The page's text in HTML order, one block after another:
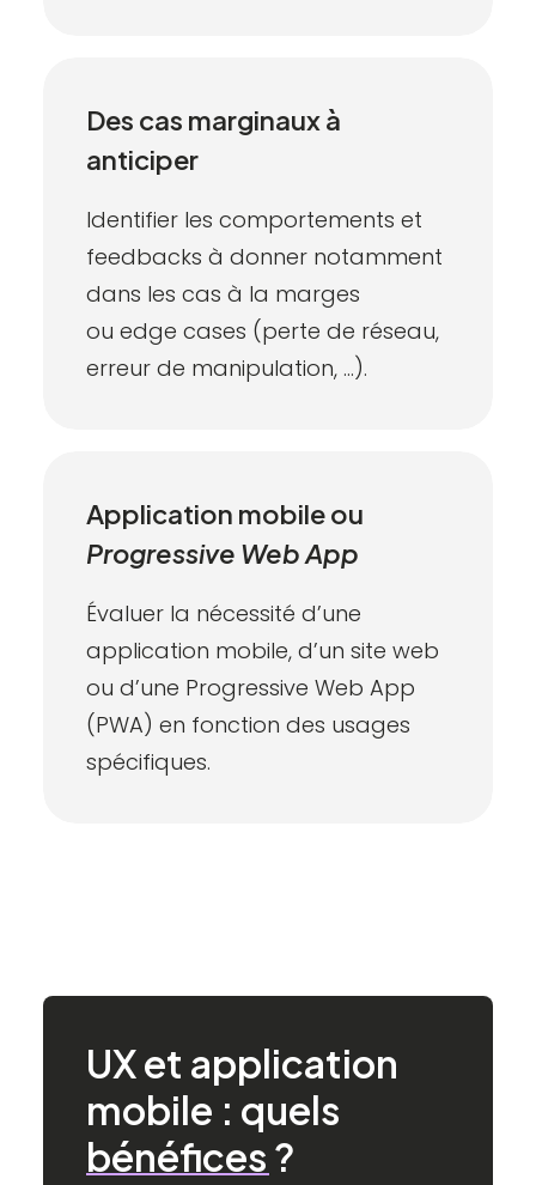
Des cas marginaux à
anticiper
Identifier les comportements et
feedbacks à donner notamment
dans les cas à la marges
ou edge cases (perte de réseau,
erreur de manipulation, …).
Application mobile ou
Progressive Web App
Évaluer la nécessité d’une
application mobile, d’un site web
ou d’une Progressive Web App
(PWA) en fonction des usages
spécifiques.
UXet application
mobile : quels
bénéfices ?